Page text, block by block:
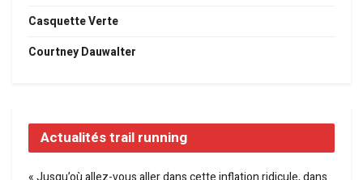
Casquette Verte
Courtney Dauwalter
Actualités trail running